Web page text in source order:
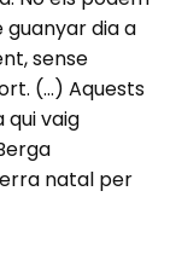
dia a
sense
(…) Aquests
qui vaig
natal per